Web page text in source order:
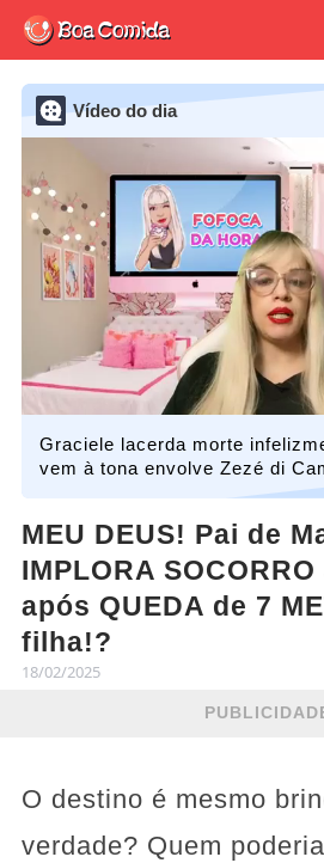
Vídeo do dia
Graciele lacerda morte
vem à tona envolve Zezé di
MEU DEUS! Pai de
IMPLORA
após QUEDA de 7
filha!?
18/02/2025
O destino é mesmo
verdade? Quem